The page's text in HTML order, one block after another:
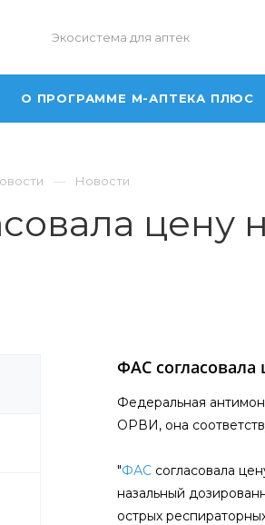
Экосистема для аптек
О ПРОГРАММЕ М-АПТЕКА ПЛЮС
Новости
цену
ФАС
Федеральная
ОРВИ, она
"ФАСсогласовала
назальный
острых